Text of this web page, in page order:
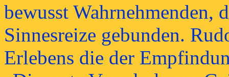
bewusst Wahrnehmenden,
Sinnesreize gebunden.
Erlebens die der